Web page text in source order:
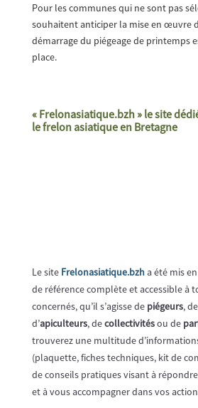
Pour les communes qui ne sont pas
souhaitent anticiper la mise en œuvre
démarrage du piégeage de printemps
place.
« Frelonasiatique.bzh» le site
le frelon asiatique en Bretagne
Le site Frelonasiatique.bzha été mis
de référence complète et accessible à
concernés, qu’il s’agisse de piégeurs, de
d’apiculteurs, decollectivitésou de
trouverez une multitude
(plaquette, fiches techniques, kit de
de conseils pratiques visant à
et à vous accompagner dans vos